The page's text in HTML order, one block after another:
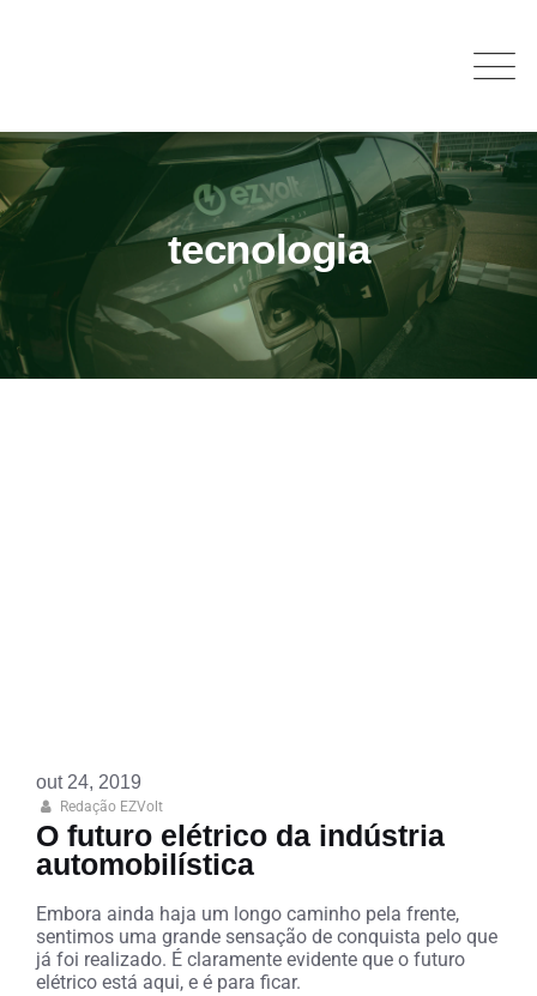
tecnologia
out 24, 2019
Redação EZVolt
O futuro elétrico da indústria
automobilística
Embora ainda haja um longo caminho pela frente,
sentimos uma grande sensação de conquista pelo que
já foi realizado. É claramente evidente que o futuro
elétrico está aqui, e é para ficar.